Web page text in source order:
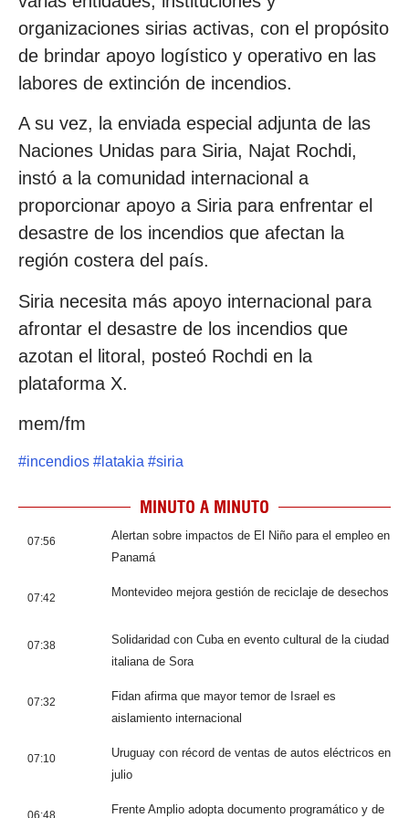
organizaciones sirias activas, con el propósito
de brindar apoyo logístico y operativo en las
labores de extinción de incendios.
A su vez, la enviada especial adjunta de las
Naciones Unidas para Siria, Najat Rochdi,
instó a la comunidad internacional a
proporcionar apoyo a Siria para enfrentar el
desastre de los incendios que afectan la
región costera del país.
Siria necesita más apoyo internacional para
afrontar el desastre de los incendios que
azotan el litoral, posteó Rochdi en la
plataforma X.
mem/fm
#incendios # latakia #siria
MINUTO A MINUTO
07:56
Alertan sobre impactos de El Niño para el empleo en
Panamá
07:42 Montevideo mejora gestión de reciclaje de desechos
07:38
Solidaridad con Cuba en evento cultural de la ciudad
italiana de Sora
07:32
Fidan afirma que mayor temor de Israel es
aislamiento internacional
07:10
Uruguay con récord de ventas de autos eléctricos en
julio
06:48
Frente Amplio adopta documento programático y de